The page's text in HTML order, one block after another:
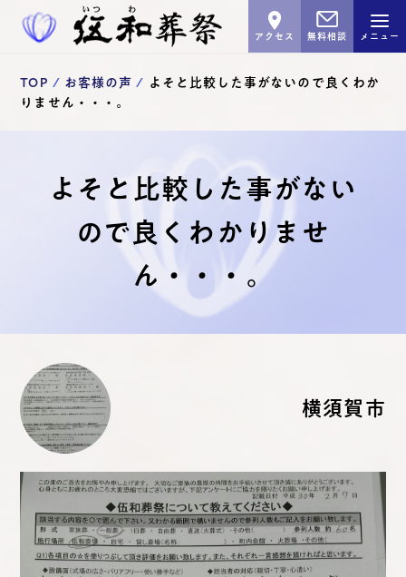
メニュー
無料相談
アクセス
TOP お客様の声
よそと比較した事がないので良くわか
りません・・・。
よそと比較した事がない
ので良くわかりませ
ん・・・。
横須賀市